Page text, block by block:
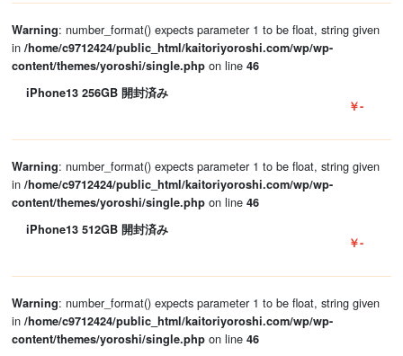
Warning: number_format() expects parameter 1 to be float, string given
in /home/c9712424/public_html/kaitoriyoroshi.com/wp/wp-
content/themes/yoroshi/single.phpon line 46
iPhone13 256GB 開封済み
￥-
Warning: number_format() expects parameter 1 to be float, string given
in /home/c9712424/public_html/kaitoriyoroshi.com/wp/wp-
content/themes/yoroshi/single.phpon line 46
iPhone13 512GB 開封済み
￥-
Warning: number_format() expects parameter 1 to be float, string given
in /home/c9712424/public_html/kaitoriyoroshi.com/wp/wp-
content/themes/yoroshi/single.phpon line 46